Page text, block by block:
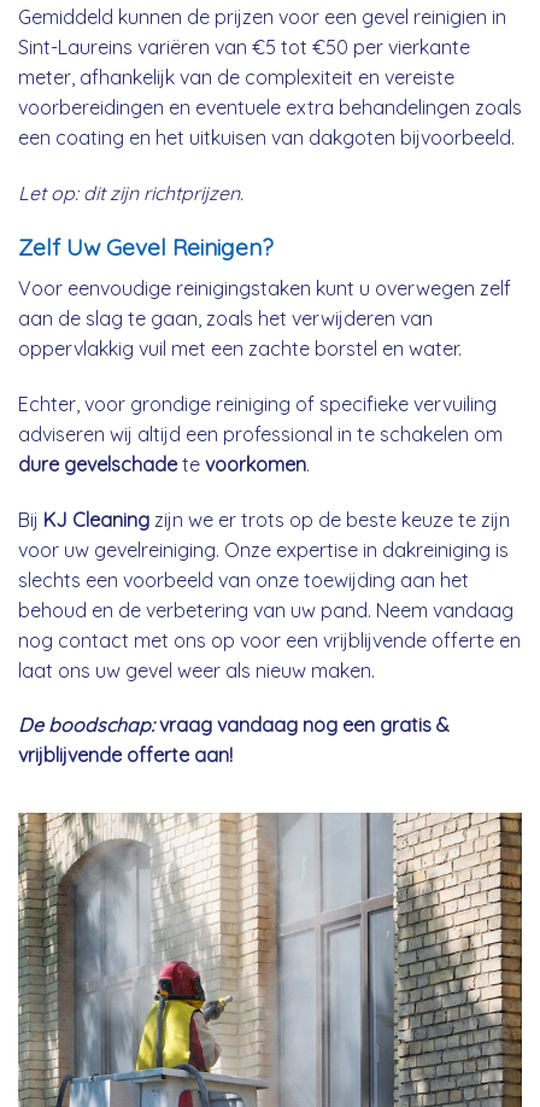
Gemiddeld kunnen de prijzen voor een gevel reinigien in
Sint-Laureins variëren van €5 tot €50 per vierkante
meter, afhankelijk van de complexiteit en vereiste
voorbereidingen en eventuele extra behandelingen zoals
een coating en het uitkuisen van dakgoten bijvoorbeeld.
Let op: dit zijn richtprijzen.
Zelf Uw Gevel Reinigen?
Voor eenvoudige reinigingstaken kunt u overwegen zelf
aan de slag te gaan, zoals het verwijderen van
oppervlakkig vuil met een zachte borstel en water.
Echter, voor grondige reiniging of specifieke vervuiling
adviseren wij altijd een professional in te schakelen om
dure gevelschadete voorkomen.
Bij KJ Cleaning zijn we er trots op de beste keuze te zijn
voor uw gevelreiniging. Onze expertise in dakreiniging is
slechts een voorbeeld van onze toewijding aan het
behoud en de verbetering van uw pand. Neem vandaag
nog contact met ons op voor een vrijblijvende offerte en
laat ons uw gevel weer als nieuw maken.
De boodschap:vraag vandaag nog een gratis &
vrijblijvende offerte aan!